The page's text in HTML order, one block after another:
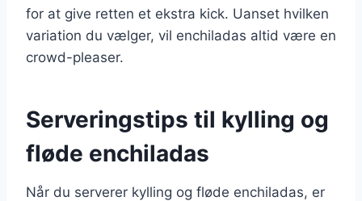
for at give retten et ekstra kick. Uanset hvilken
variation du vælger, vil enchiladas altid være en
crowd-pleaser.
Serveringstips til kylling og
fløde enchiladas
Når du serverer kylling og fløde enchiladas, er